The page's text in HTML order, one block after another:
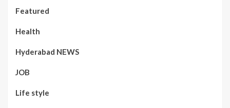
Featured
Health
Hyderabad NEWS
JOB
Life style